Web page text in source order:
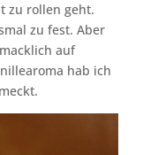
zu rollen geht.
zu fest. Aber
auf
hab ich